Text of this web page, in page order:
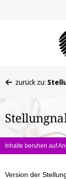
befinden
hier:
zurück zu:
Inhalte beruhen auf
Version der